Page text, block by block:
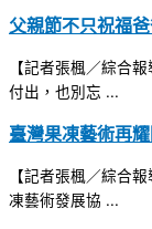
父親節不只祝福
【記者張楓／綜合
付出，也別忘 ...
臺灣果凍藝術再
【記者張楓／綜合
凍藝術發展協 ...